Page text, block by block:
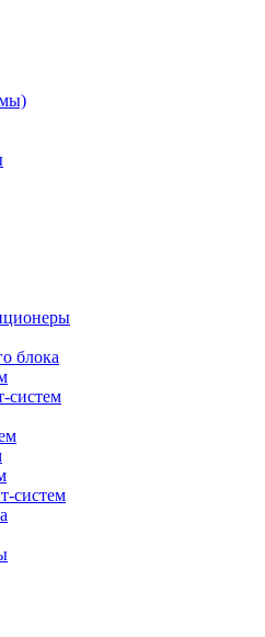
блока
систем
систем